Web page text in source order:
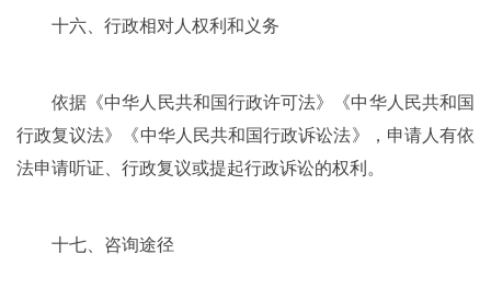
十六、行政相对人权利和义务
依据《中华人民共和国行政许可法》《中华人民共和国
行政复议法》《中华人民共和国行政诉讼法》，申请人有依
法申请听证、行政复议或提起行政诉讼的权利。
十七、咨询途径